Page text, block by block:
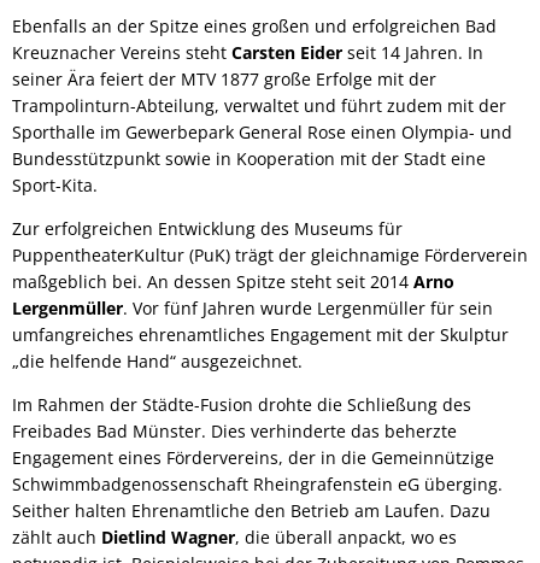
Ebenfalls an der Spitze eines großen und erfolgreichen Bad
Kreuznacher Vereins steht Carsten Eider seit 14 Jahren. In
seiner Ära feiert der MTV 1877 große Erfolge mit der
Trampolinturn-Abteilung, verwaltet und führt zudem mit der
Sporthalle im Gewerbepark General Rose einen Olympia- und
Bundesstützpunkt sowie in Kooperation mit der Stadt eine
Sport-Kita.
Zur erfolgreichen Entwicklung des Museums für
PuppentheaterKultur (PuK) trägt der gleichnamige Förderverein
maßgeblich bei. An dessen Spitze steht seit 2014 Arno
Lergenmüller. Vor fünf Jahren wurde Lergenmüller für sein
umfangreiches ehrenamtliches Engagement mit der Skulptur
„die helfende Hand“ ausgezeichnet.
Im Rahmen der Städte-Fusion drohte die Schließung des
Freibades Bad Münster. Dies verhinderte das beherzte
Engagement eines Fördervereins, der in die Gemeinnützige
Schwimmbadgenossenschaft Rheingrafenstein eG überging.
Seither halten Ehrenamtliche den Betrieb am Laufen. Dazu
zählt auch Dietlind Wagner, die überall anpackt, wo es